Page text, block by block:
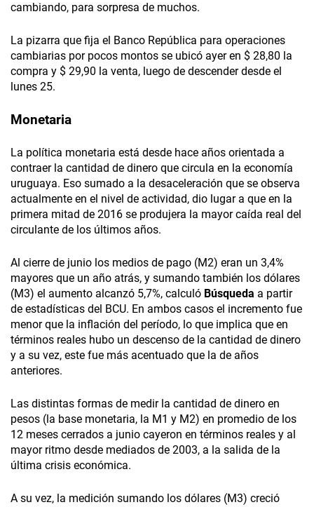
cambiando, para sorpresa de muchos.
La pizarra que fija el Banco República para operaciones
cambiarias por pocos montos se ubicó ayer en $ 28,80 la
compra y $ 29,90 la venta, luego de descender desde el
lunes 25.
Monetaria
La política monetaria está desde hace años orientada a
contraer la cantidad de dinero que circula en la economía
uruguaya. Eso sumado a la desaceleración que se observa
actualmente en el nivel de actividad, dio lugar a que en la
primera mitad de 2016 se produjera la mayor caída real del
circulante de los últimos años.
Al cierre de junio los medios de pago (M2) eran un 3,4%
mayores que un año atrás, y sumando también los dólares
(M3) el aumento alcanzó 5,7%, calculó Búsqueda a partir
de estadísticas del BCU. En ambos casos el incremento fue
menor que la inflación del período, lo que implica que en
términos reales hubo un descenso de la cantidad de dinero
y a su vez, este fue más acentuado que la de años
anteriores.
Las distintas formas de medir la cantidad de dinero en
pesos (la base monetaria, la M1 y M2) en promedio de los
12 meses cerrados a junio cayeron en términos reales y al
mayor ritmo desde mediados de 2003, a la salida de la
última crisis económica.
A su vez, la medición sumando los dólares (M3) creció